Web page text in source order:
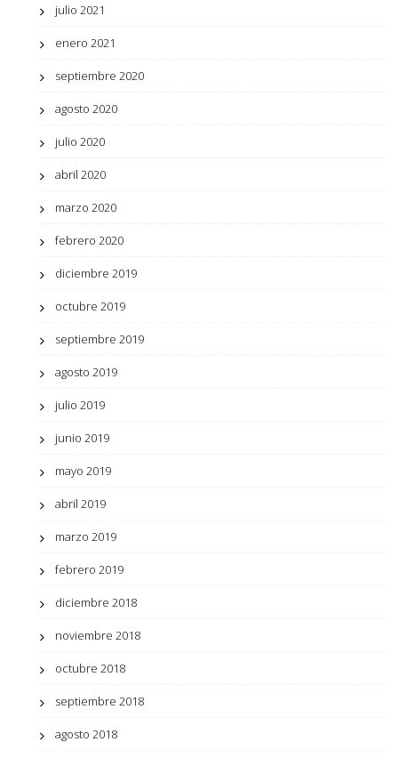
julio 2021
enero 2021
septiembre 2020
agosto 2020
julio 2020
abril 2020
marzo 2020
febrero 2020
diciembre 2019
octubre 2019
septiembre 2019
agosto 2019
julio 2019
junio 2019
mayo 2019
abril 2019
marzo 2019
febrero 2019
diciembre 2018
noviembre 2018
octubre 2018
septiembre 2018
agosto 2018